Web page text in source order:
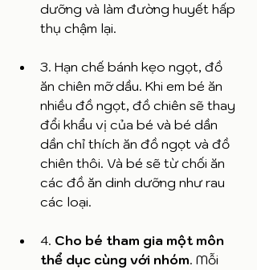
dưỡng và làm đường huyết hấp
thụ chậm lại.
3. Hạn chế bánh kẹo ngọt, đồ
ăn chiên mỡ dầu. Khi em bé ăn
nhiều đồ ngọt, đồ chiên sẽ thay
đổi khẩu vị của bé và bé dần
dần chỉ thích ăn đồ ngọt và đồ
chiên thôi. Và bé sẽ từ chối ăn
các đồ ăn dinh dưỡng như rau
các loại.
4. Cho bé tham gia một môn
thể dục cùng với nhóm. Mỗi